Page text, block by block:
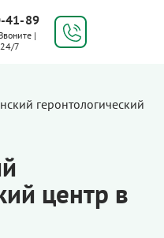
41-89
|
24/7
геронтологический
центр в